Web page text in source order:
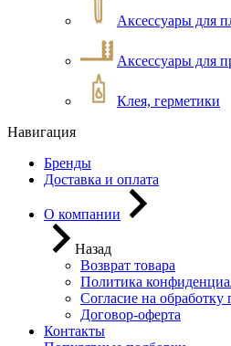
Аксессуары для
Аксессуары для
Клея, герметики
Навигация
Бренды
Доставка и оплата
О компании
Назад
Возврат товара
Политика
Согласие на
Договор-оферта
Контакты